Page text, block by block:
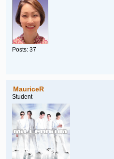
Posts: 37
MauriceR
Student